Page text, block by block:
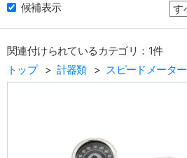
候補表示
関連付けられているカテゴリ：1件
トップ
計器類 スピードメーター